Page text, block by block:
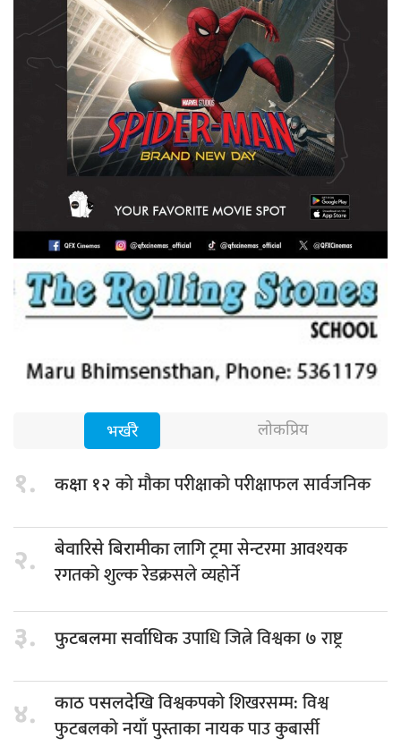
भर्खरै लोकप्रिय
१. कक्षा १२को मौका परीक्षाको परीक्षाफल सार्वजनिक
२. बेवारिसे बिरामीकालागि ट्रमा सेन्टरमा आवश्यक
रगतको शुल्क रेडक्रसले व्यहोर्ने
३. फुटबलमा सर्वाधिकउपाधि जित्ने विश्वका ७ राष्ट्र
४. काठ पसलदेखिविश्वकपको शिखरसम्म: विश्व
फुटबलको नयाँ पुस्ताका नायक पाउ कुबार्सी